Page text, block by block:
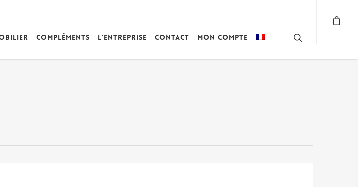
Compléments L’entreprise Contact Mon compte